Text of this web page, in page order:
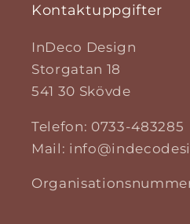
Kontaktuppgifter
InDeco Design
Storgatan 18
541 30 Skövde
Telefon: 0733-483285
Mail: